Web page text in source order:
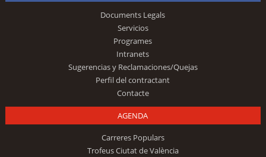
Documents Legals
Servicios
Programes
Intranets
Sugerencias y Reclamaciones/Quejas
Perfil del contractant
Contacte
AGENDA
Carreres Populars
Trofeus Ciutat de València